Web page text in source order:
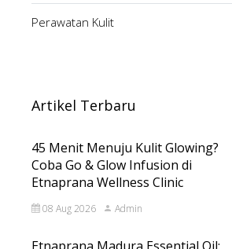
Perawatan Kulit
Artikel Terbaru
45 Menit Menuju Kulit Glowing?
Coba Go & Glow Infusion di
Etnaprana Wellness Clinic
08 Aug 2026 Admin